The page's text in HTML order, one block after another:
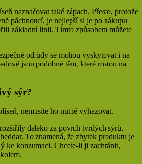
naznačovat také zápach. Přesto, protože
páchnoucí, je nejlepší si je po nákupu
základní linii. Tímto způsobem můžete
odrůdy se mohou vyskytovat i na
jsou podobné těm, které rostou na
sýr?
nemusíte ho nutně vyhazovat.
daleko za povrch tvrdých sýrů,
To znamená, že zbytek produktu je
ke konzumaci. Chcete-li ji zachránit,